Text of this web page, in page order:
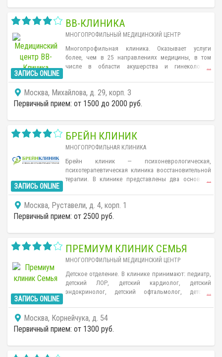
ЗАПИСЬ ONLINE
ВВ-КЛИНИКА
МНОГОПРОФИЛЬНЫЙ МЕДИЦИНСКИЙ ЦЕНТР
Многопрофильная клиника. Оказывает услуги
более, чем в 25 направлениях медицины, в том
числе в области акушерства и гинекологии,
косметологии, кардиологии, офтальмологии,
отоларингологии, онкологии и др. В центре можно
пройти эндоскопические исследования,
процедуры, УЗИ. Запись на прием ведется
ежедневно.
...
Москва, Михайлова, д. 29, корп. 3
Первичный прием: от 1500 до 2000 руб.
ЗАПИСЬ ONLINE
БРЕЙН КЛИНИК
МНОГОПРОФИЛЬНАЯ КЛИНИКА
Брейн клиник — психоневрологическая,
психотерапевтическая клиника восстановительной
терапии. В клинике представлены два основных
высшей нервной деятельности и лечение
неврологических нарушений.
...
Москва, Руставели, д. 4, корп. 1
Первичный прием: от 2500 руб.
ЗАПИСЬ ONLINE
ПРЕМИУМ КЛИНИК СЕМЬЯ
МНОГОПРОФИЛЬНЫЙ МЕДИЦИНСКИЙ ЦЕНТР
Детское отделение. В клинике принимают: педиатр,
детский ЛОР, детский кардиолог, детский
эндокринолог, детский офтальмолог, детский
гастроэнтеролог.
...
Москва, Корнейчука, д. 54
Первичный прием: от 1300 руб.